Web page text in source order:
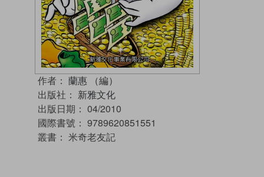
作者： 蘭惠 （編）
出版社： 新雅文化
出版日期： 04/2010
國際書號： 9789620851551
叢書： 米奇老友記